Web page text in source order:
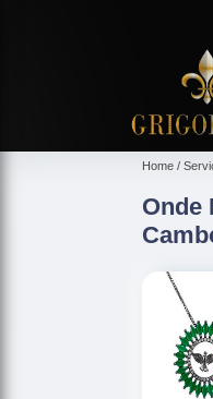
Home
Onde